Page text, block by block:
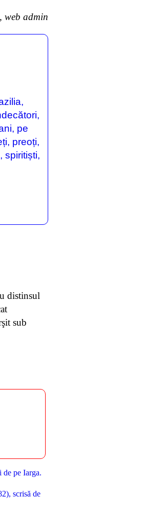
web admin
pe
preoți,
spiritiști,
distinsul
sub
pe Iarga.
scrisă de